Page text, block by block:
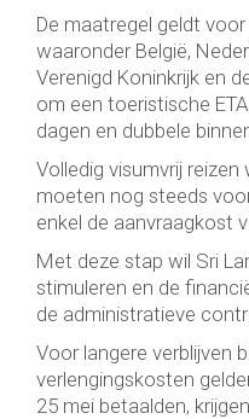
De maatregel geldt
waaronder België,
Verenigd Koninkrijk en
om een toeristische
dagen en dubbele
Volledig visumvrij
moeten nog steeds
enkel de aanvraagkost
Met deze stap wil Sri
stimuleren en de
de administratieve
Voor langere verblijven
verlengingskosten
25 mei betaalden,